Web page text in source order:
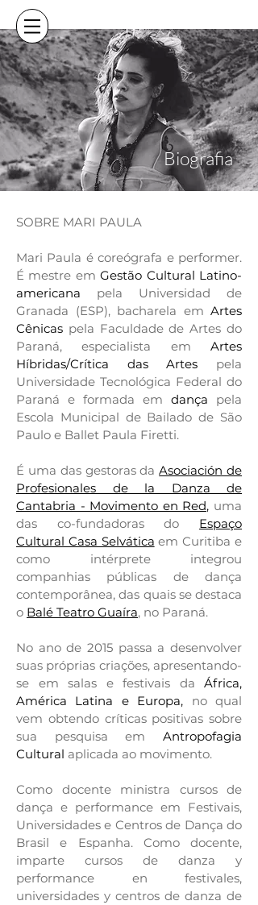
Biografia
SOBRE MARI PAULA
Mari Paula é coreógrafa e performer.
É mestre emGestão Cultural Latino-
americana pela Universidad de
Granada (ESP), bacharela em Artes
Cênicas pela Faculdade de Artes do
Paraná, especialista em Artes
Híbridas/Crítica das Artes pela
Universidade Tecnológica Federal do
Paraná e formada em dança pela
Escola Municipal de Bailado de São
Paulo e Ballet Paula Firetti.
É uma das gestoras daAsociación de
Profesionales de la Danza de
Cantabria - Movimento en Red, uma
das co-fundadoras do Espaço
Cultural Casa Selvática em Curitiba e
como intérprete integrou
companhias públicas de dança
contemporânea, das quais se destaca
o Balé Teatro Guaíra, no Paraná.
No ano de 2015 passa a desenvolver
suas próprias criações, apresentando-
se em salas e festivais da África,
América Latina e Europa, no qual
vem obtendo críticas positivas sobre
sua pesquisa em Antropofagia
Cultural aplicada ao movimento.
Como docente ministra cursos de
dança e performance em Festivais,
Universidades e Centros de Dança do
Brasil e Espanha. Como docente,
imparte cursos de danza y
performance en festivales,
universidades y centros de danza de